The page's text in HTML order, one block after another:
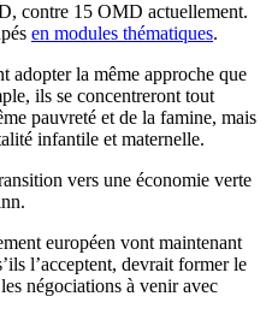
contre 15 OMD actuellement.
en modules thématiques.
adopter la même approche que
ils se concentreront tout
pauvreté et de la famine, mais
infantile et maternelle.
vers une économie verte
européen vont maintenant
l’acceptent, devrait former le
négociations à venir avec